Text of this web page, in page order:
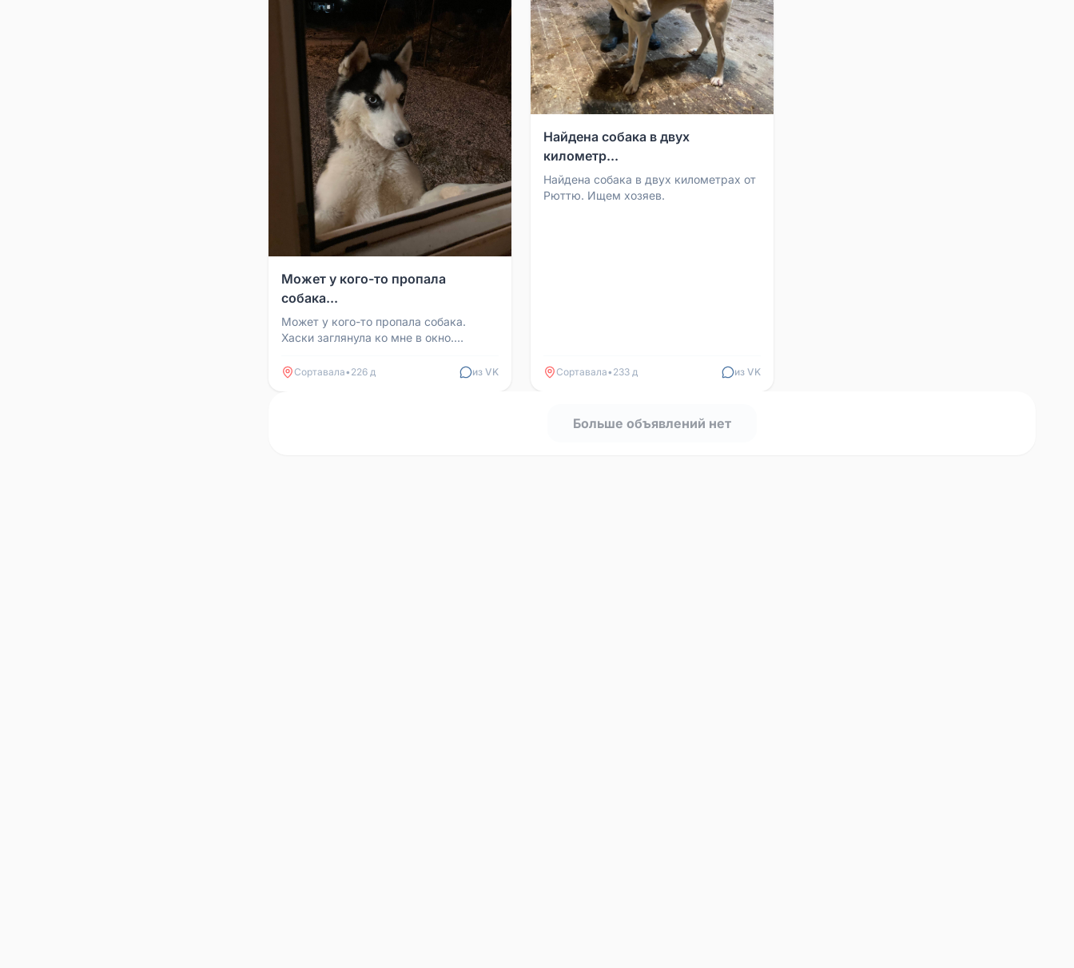
Может у кого-то пропала
собака...
Может у кого-то пропала собака.
Хаски заглянула ко мне в окно.
еды, она была голодно...
Сортавала• 226 д из VK
Найдена собака в двух
километр...
Найдена собака в двух километрах от
Рюттю. Ищем хозяев.
Сортавала• 233 д из VK
Больше объявлений нет